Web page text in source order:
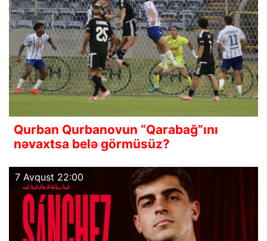
Qurban Qurbanovun “Qarabağ”ını
nəvaxtsa belə görmüsüz?
7 Avqust 22:00